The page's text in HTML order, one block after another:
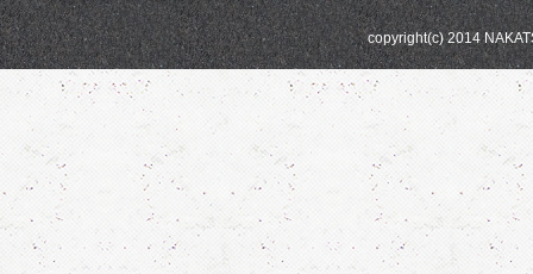
copyright(c) 2014